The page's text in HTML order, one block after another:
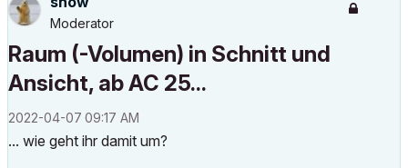
Moderator
Raum (-Volumen) in Schnitt und
Ansicht, ab AC 25...
‎2022-04-07 09:17 AM
... wie geht ihr damit um?